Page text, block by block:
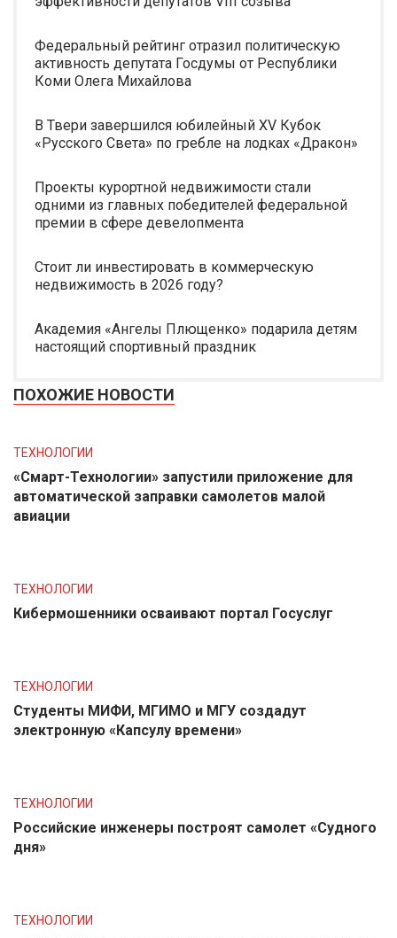
Федеральный рейтинг отразил политическую
активность депутата Госдумы от Республики
Коми Олега Михайлова
В Твери завершился юбилейный XV Кубок
«Русского Света» по гребле на лодках «Дракон»
Проекты курортной недвижимости стали
одними из главных победителей федеральной
премии в сфере девелопмента
Стоит ли инвестировать в коммерческую
недвижимость в 2026 году?
Академия «Ангелы Плющенко» подарила детям
настоящий спортивный праздник
ПОХОЖИЕ НОВОСТИ
ТЕХНОЛОГИИ
«Смарт-Технологии» запустили приложение для
автоматической заправки самолетов малой
авиации
ТЕХНОЛОГИИ
Кибермошенники осваивают портал Госуслуг
ТЕХНОЛОГИИ
Студенты МИФИ, МГИМО и МГУ создадут
электронную «Капсулу времени»
ТЕХНОЛОГИИ
Российские инженеры построят самолет «Судного
дня»
ТЕХНОЛОГИИ